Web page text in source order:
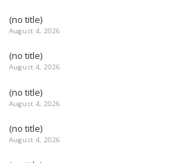
(no title)
August 4, 2026
(no title)
August 4, 2026
(no title)
August 4, 2026
(no title)
August 4, 2026